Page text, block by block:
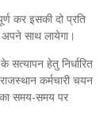
कर इसकी दो प्रति
साथ लायेगा।
सत्यापन हेतु निर्धारित
कर्मचारी चयन
का समय-समय पर